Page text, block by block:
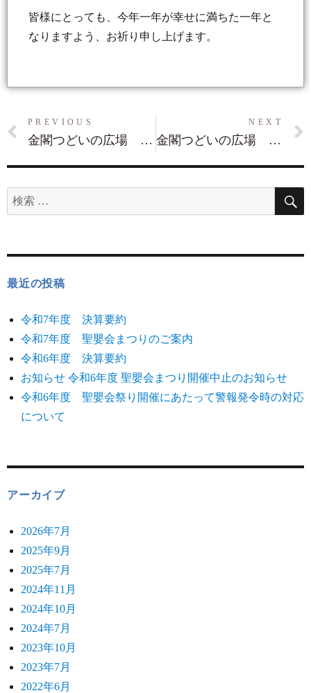
皆様にとっても、今年一年が幸せに満ちた一年と
なりますよう、お祈り申し上げます。
PREVIOUS
金閣つどいの広場 ひまわり １月予定
NEXT
金閣つどいの広場 ひまわり ２月予定
最近の投稿
令和7年度 決算要約
令和7年度 聖嬰会まつりのご案内
令和6年度 決算要約
お知らせ 令和6年度 聖嬰会まつり開催中止のお知らせ
令和6年度 聖嬰会祭り開催にあたって警報発令時の対応
について
アーカイブ
2026年7月
2025年9月
2025年7月
2024年11月
2024年10月
2024年7月
2023年10月
2023年7月
2022年6月